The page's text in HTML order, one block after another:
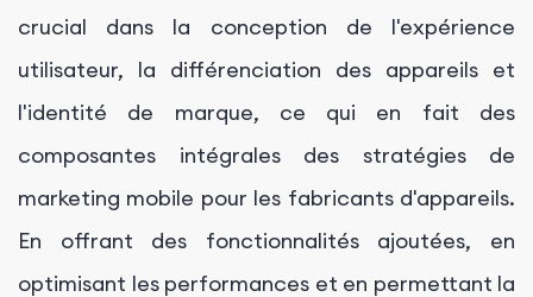
crucial dans la conception de l'expérience
utilisateur, la différenciation des appareils et
l'identité de marque, ce qui en fait des
composantes intégrales des stratégies de
marketing mobile pour les fabricants d'appareils.
En offrant des fonctionnalités ajoutées, en
optimisant les performances et en permettant la